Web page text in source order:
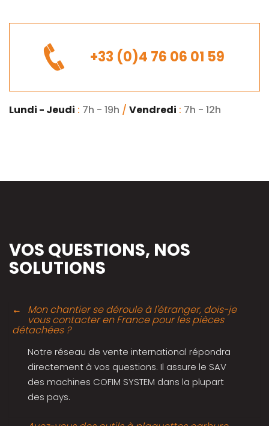
+33 (0)4 76 06 01 59
Lundi - Jeudi : 7h - 19h / Vendredi : 7h - 12h
VOS QUESTIONS, NOS
SOLUTIONS
Mon chantier se déroule à l'étranger, dois-je
vous contacter en France pour les pièces
détachées ?
Notre réseau de vente international répondra
directement à vos questions. Il assure le SAV
des machines COFIM SYSTEM dans la plupart
des pays.